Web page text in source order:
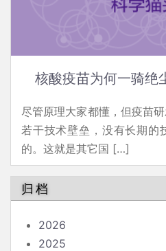
核酸疫苗为何一骑绝
尽管原理大家都懂，但疫苗
若干技术壁垒，没有长期的
的。这就是其它国 […]
归档
2026
2025